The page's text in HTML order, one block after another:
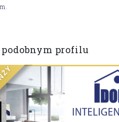
profilu
Ż
Y